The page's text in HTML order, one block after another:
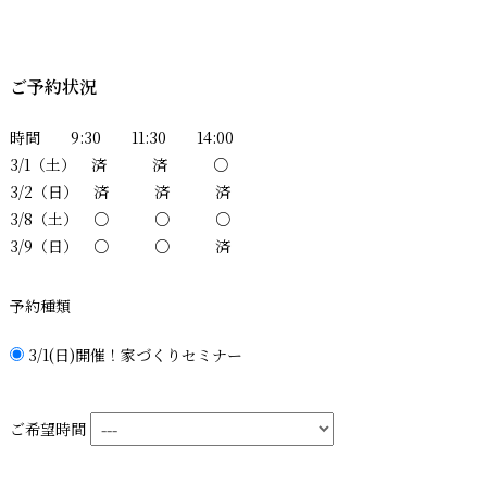
ご予約状況
時間 9:30 11:30 14:00
3/1（土） 済 済 ○
3/2（日） 済 済 済
3/8（土） ○ ○ ○
3/9（日） ○ ○ 済
予約種類
3/1(日)開催！家づくりセミナー
ご希望時間